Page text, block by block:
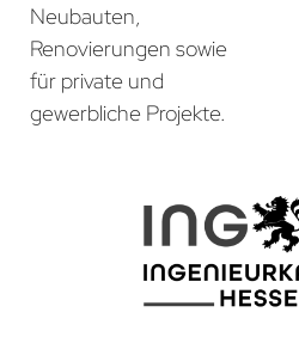
Neubauten,
Renovierungen sowie
für private und
gewerbliche Projekte.